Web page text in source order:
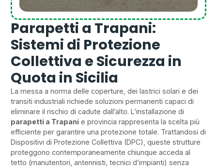
Parapetti a Trapani:
Sistemi di Protezione
Collettiva e Sicurezza in
Quota in Sicilia
La messa a norma delle coperture, dei lastrici solari e dei
transiti industriali richiede soluzioni permanenti capaci di
eliminare il rischio di cadute dall’alto. L’installazione di
parapetti a Trapani e provincia rappresenta la scelta più
efficiente per garantire una protezione totale. Trattandosi di
Dispositivi di Protezione Collettiva (DPC), queste strutture
proteggono contemporaneamente chiunque acceda al
tetto (manutentori, antennisti, tecnici d’impianti) senza